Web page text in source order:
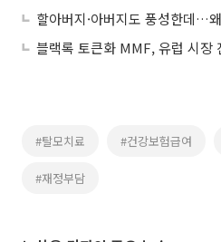
할아버지·아버지도 풍성한데…
블랙록 토큰화 MMF, 유럽 시장
#탈모치료 #건강보험급여
#재정부담